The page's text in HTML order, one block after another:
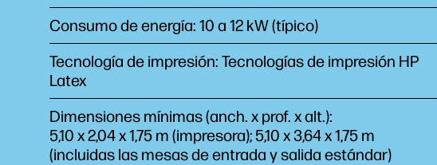
Consumo de energía: 10 a 12 kW (típico)
Tecnología de impresión: Tecnologías de impresión HP
Latex
Dimensiones mínimas (anch. x prof. x alt.):
5,10 x 2,04 x 1,75 m (impresora); 5,10 x 3,64 x 1,75 m
(incluidas las mesas de entrada y salida estándar)